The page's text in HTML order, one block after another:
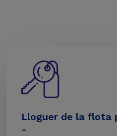
Lloguer de la flota
-